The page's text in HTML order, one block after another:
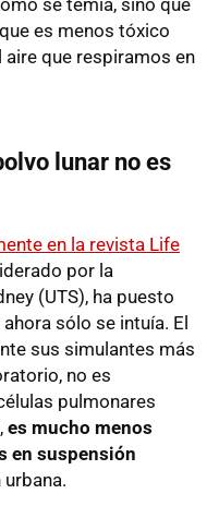
es menos tóxico
que respiramos en
lunar no es
en la revista Life
por la
(UTS), ha puesto
sólo se intuía. El
sus simulantes más
no es
pulmonares
es mucho menos
en suspensión